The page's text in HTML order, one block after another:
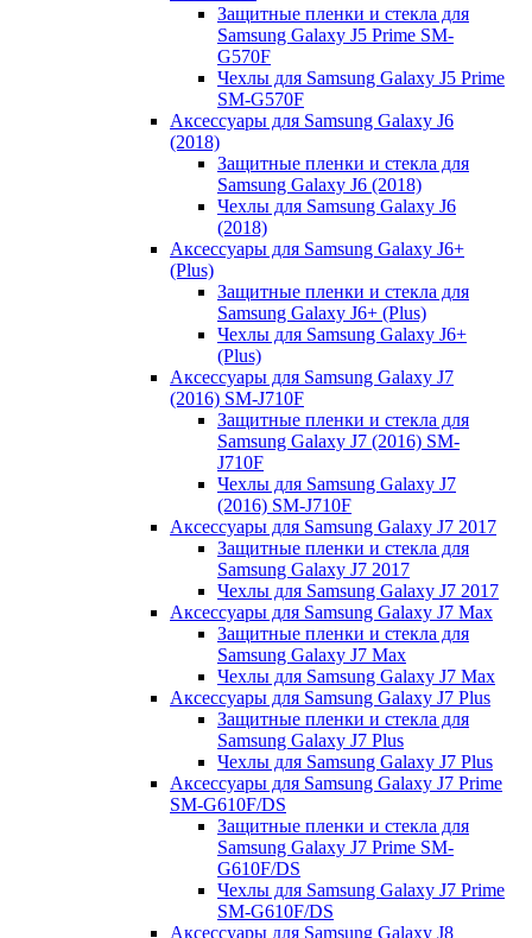
Защитные пленки и стекла для
Samsung Galaxy J5 Prime SM-
G570F
Чехлы для Samsung Galaxy J5 Prime
SM-G570F
Аксессуары для Samsung Galaxy J6
(2018)
Защитные пленки и стекла для
Samsung Galaxy J6 (2018)
Чехлы для Samsung Galaxy J6
(2018)
Аксессуары для Samsung Galaxy J6+
(Plus)
Защитные пленки и стекла для
Samsung Galaxy J6+ (Plus)
Чехлы для Samsung Galaxy J6+
(Plus)
Аксессуары для Samsung Galaxy J7
(2016) SM-J710F
Защитные пленки и стекла для
Samsung Galaxy J7 (2016) SM-
J710F
Чехлы для Samsung Galaxy J7
(2016) SM-J710F
Аксессуары для Samsung Galaxy J7 2017
Защитные пленки и стекла для
Samsung Galaxy J7 2017
Чехлы для Samsung Galaxy J7 2017
Аксессуары для Samsung Galaxy J7 Max
Защитные пленки и стекла для
Samsung Galaxy J7 Max
Чехлы для Samsung Galaxy J7 Max
Аксессуары для Samsung Galaxy J7 Plus
Защитные пленки и стекла для
Samsung Galaxy J7 Plus
Чехлы для Samsung Galaxy J7 Plus
Аксессуары для Samsung Galaxy J7 Prime
SM-G610F/DS
Защитные пленки и стекла для
Samsung Galaxy J7 Prime SM-
G610F/DS
Чехлы для Samsung Galaxy J7 Prime
SM-G610F/DS
Аксессуары для Samsung Galaxy J8